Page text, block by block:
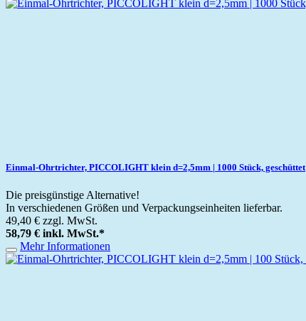
Einmal-Ohrtrichter, PICCOLIGHT klein d=2,5mm | 1000 Stück, geschüttet
Die preisgünstige Alternative!
In verschiedenen Größen und Verpackungseinheiten lieferbar.
49,40 € zzgl. MwSt.
58,79 € inkl. MwSt.*
Mehr Informationen